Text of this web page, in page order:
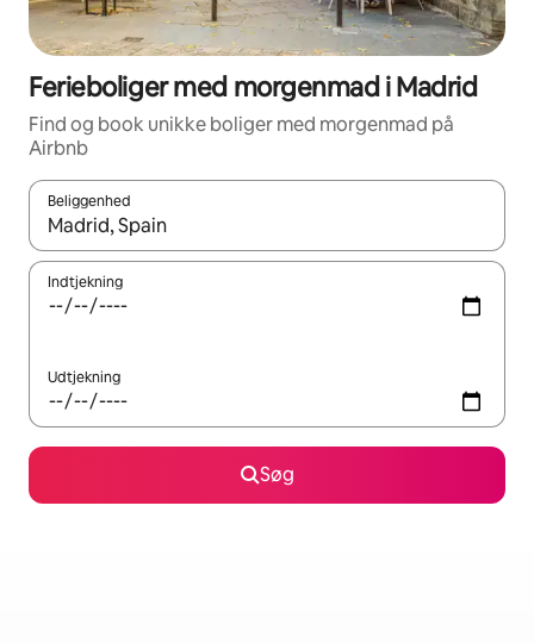
Ferieboliger med morgenmad i Madrid
Find og book unikke boliger med morgenmad på
Airbnb
Beliggenhed
Når resultaterne er tilgængelige, skal du navigere med
Indtjekning
Udtjekning
Søg